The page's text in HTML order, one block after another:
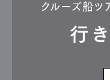
クルーズ船
行